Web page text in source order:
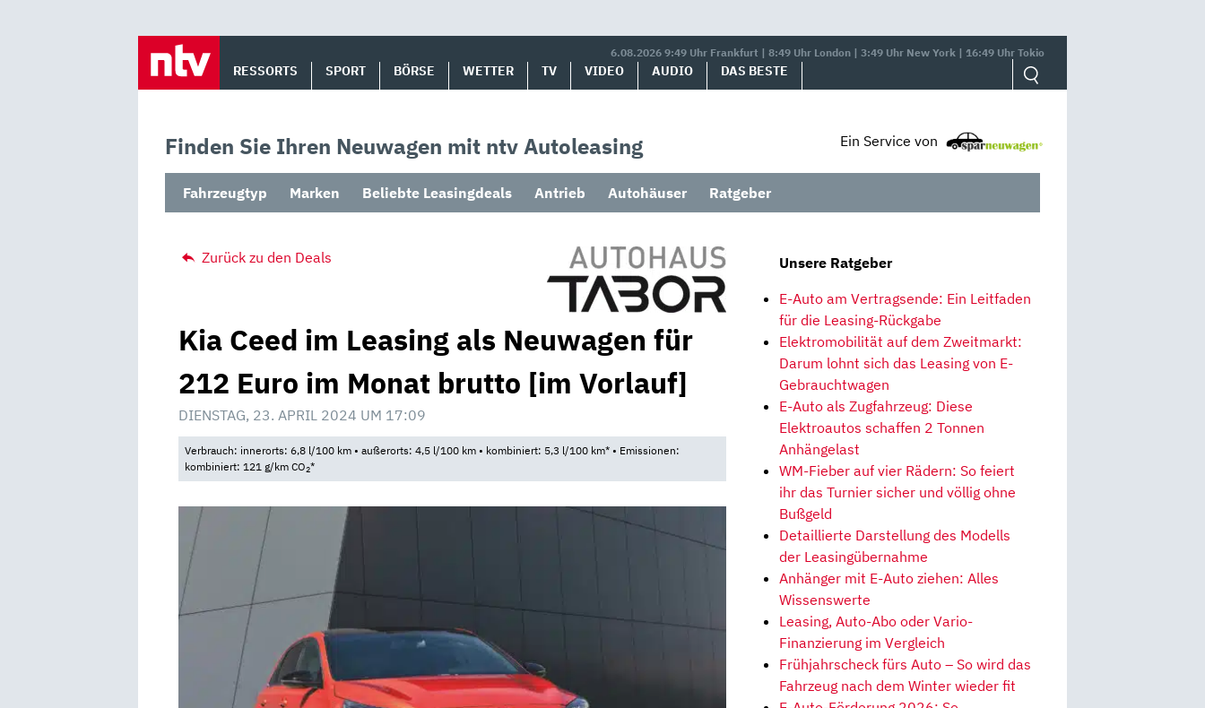
6.08.2026 9:49 Uhr Frankfurt | 8:49 Uhr London | 3:49 Uhr New York | 16:49 Uhr Tokio
RESSORTS SPORT BÖRSE WETTER TV VIDEO AUDIO DAS BESTE
Finden Sie Ihren Neuwagen mit ntv Autoleasing Ein Service von
Fahrzeugtyp Marken Beliebte Leasingdeals Antrieb Autohäuser Ratgeber
Zurück zu den Deals
Kia Ceed im Leasing als Neuwagen für
212 Euro im Monat brutto [im Vorlauf]
DIENSTAG, 23. APRIL 2024 UM 17:09
Verbrauch: innerorts: 6,8 l/100 km • außerorts: 4,5 l/100 km • kombiniert: 5,3 l/100 km* • Emissionen:
kombiniert: 121 g/km CO2*
Unsere Ratgeber
E-Auto am Vertragsende: Ein Leitfaden
für die Leasing-Rückgabe
Elektromobilität auf dem Zweitmarkt:
Darum lohnt sich das Leasing von E-
Gebrauchtwagen
E-Auto als Zugfahrzeug: Diese
Elektroautos schaffen 2 Tonnen
Anhängelast
WM-Fieber auf vier Rädern: So feiert
ihr das Turnier sicher und völlig ohne
Bußgeld
Detaillierte Darstellung des Modells
der Leasingübernahme
Anhänger mit E-Auto ziehen: Alles
Wissenswerte
Leasing, Auto-Abo oder Vario-
Finanzierung im Vergleich
Frühjahrscheck fürs Auto – So wird das
Fahrzeug nach dem Winter wieder fit